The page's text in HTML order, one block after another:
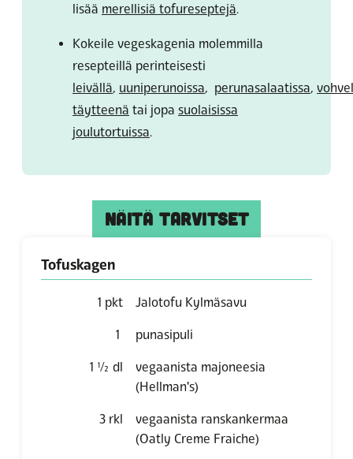
lisää merellisiä tofureseptejä.
Kokeile vegeskagenia molemmilla
resepteillä perinteisesti
leivällä, uuniperunoissa, perunasalaatissa,
täytteenä tai jopa suolaisissa
joulutortuissa.
NÄITÄ TARVITSET
Tofuskagen
1 pkt Jalotofu Kylmäsavu
1 punasipuli
1 ½ dl
vegaanista majoneesia
(Hellman's)
3 rkl
vegaanista ranskankermaa
(Oatly Creme Fraiche)